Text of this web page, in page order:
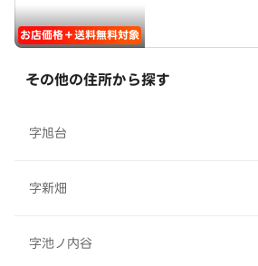
お店価格＋送料無料対象
その他の住所から探す
字旭台
字新畑
字池ノ内谷